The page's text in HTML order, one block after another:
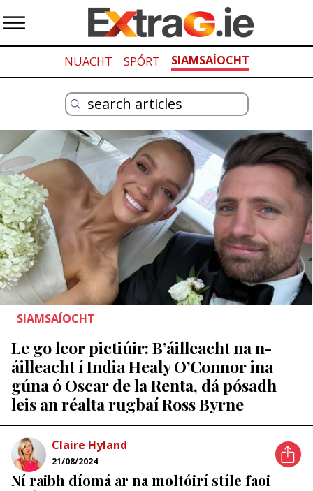
NUACHT SPÓRT SIAMSAÍOCHT
SIAMSAÍOCHT
Le go leor pictiúir: B’áilleacht na n-
áilleacht í India Healy O’Connor ina
gúna ó Oscar de la Renta, dá pósadh
leis an réalta rugbaí Ross Byrne
Claire Hyland
21/08/2024
Ní raibh díomá ar na moltóirí stíle faoi